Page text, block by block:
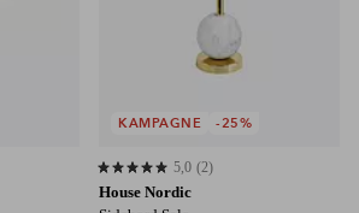
House Nordic
5,0 baseret på 2 bedømmelser
5,0 (2)
KAMPAGNE -25%